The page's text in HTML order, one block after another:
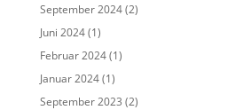
September 2024(2)
Juni 2024(1)
Februar 2024(1)
Januar 2024(1)
September 2023 (2)